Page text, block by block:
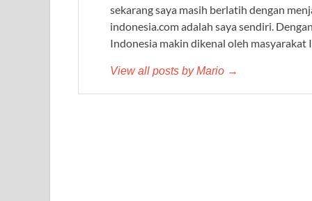
sekarang saya masih berlatih dengan
indonesia.com adalah saya sendiri.
Indonesia makin dikenal oleh masyarakat
View all posts by Mario →